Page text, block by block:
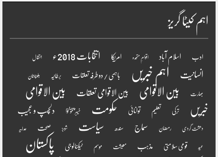
اہم کیٹا گریز
ادب اسلام آباد اقوامِ متحدہ امریکا انتخابات 2018ء انتقال
انسانیت اہم خبریں باہمی / دو طرفہ تعلقات برطانیہ بلوچستان
بھارت بین الاقوامی بین الاقوامی تعلقات
بین الاقوامی
خبریں
ترکی تعلیم توانائی حکومت خیبر پختونخوا دلچسپ و عجیب
دھشت گردی رمضان سماج سندھ سیاست شوبز صحت عدلیہ
عید قومی سلامتی مذہب معیشت موسم ٹیکنالوجی پاکستان